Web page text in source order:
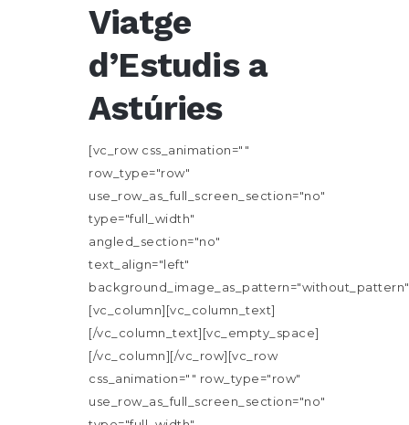
Viatge
d’Estudis a
Astúries
[vc_row css_animation=""
row_type="row"
use_row_as_full_screen_section="no"
type="full_width"
angled_section="no"
text_align="left"
[vc_column][vc_column_text]
[/vc_column_text][vc_empty_space]
[/vc_column][/vc_row][vc_row
css_animation="" row_type="row"
use_row_as_full_screen_section="no"